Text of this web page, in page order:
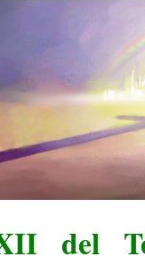
del